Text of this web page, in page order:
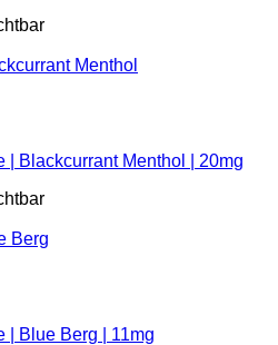
| Blackcurrant Menthol | 20mg
| Blue Berg | 11mg